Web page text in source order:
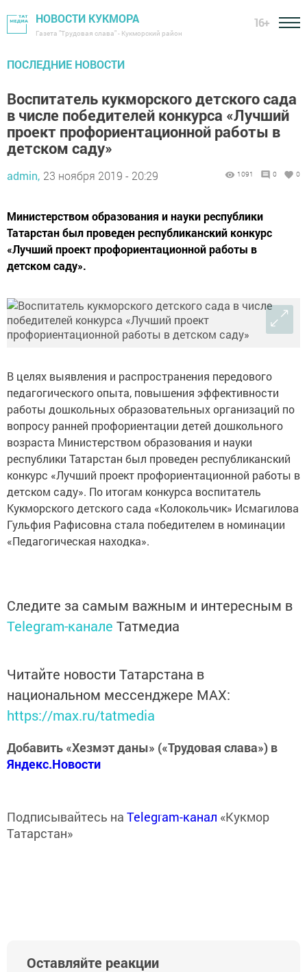
НОВОСТИ КУКМОРА
Газета "Трудовая слава" - Кукморский район
16+
ПОСЛЕДНИЕ НОВОСТИ
Воспитатель кукморского детского сада
в числе победителей конкурса «Лучший
проект профориентационной работы в
детском саду»
admin, 23 ноября 2019 - 20:29 1091 0 0
Министерством образования и науки республики
Татарстан был проведен республиканский конкурс
«Лучший проект профориентационной работы в
детском саду».
В целях выявления и распространения передового
педагогического опыта, повышения эффективности
работы дошкольных образовательных организаций по
вопросу ранней профориентации детей дошкольного
возраста Министерством образования и науки
республики Татарстан был проведен республиканский
конкурс «Лучший проект профориентационной работы в
детском саду». По итогам конкурса воспитатель
Кукморского детского сада «Колокольчик» Исмагилова
Гульфия Рафисовна стала победителем в номинации
«Педагогическая находка».
Следите за самым важным и интересным в
Telegram-канале Татмедиа
Читайте новости Татарстана в
национальном мессенджере MАХ:
https://max.ru/tatmedia
Добавить «Хезмэт даны» («Трудовая слава») в
Яндекс.Новости
Подписывайтесь на Telegram-канал «Кукмор
Татарстан»
Оставляйте реакции